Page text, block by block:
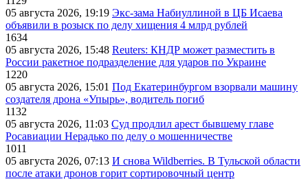
05 августа 2026, 19:19 Экс-зама Набиуллиной в ЦБ Исаева
объявили в розыск по делу хищения 4 млрд рублей
1634
05 августа 2026, 15:48 Reuters: КНДР может разместить в
России ракетное подразделение для ударов по Украине
1220
05 августа 2026, 15:01 Под Екатеринбургом взорвали машину
создателя дрона «Упырь», водитель погиб
1132
05 августа 2026, 11:03 Суд продлил арест бывшему главе
Росавиации Нерадько по делу о мошенничестве
1011
05 августа 2026, 07:13 И снова Wildberries. В Тульской области
после атаки дронов горит сортировочный центр